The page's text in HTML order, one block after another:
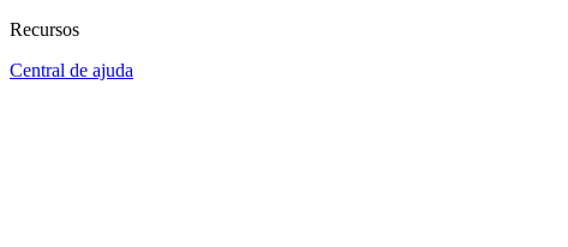
Recursos
Central de ajuda